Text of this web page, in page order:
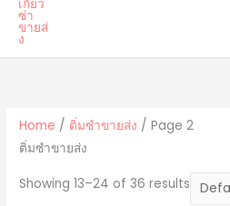
Home / ติ่มซำขายส่ง / Page 2
ติ่มซำขายส่ง
Showing 13–24 of 36 results